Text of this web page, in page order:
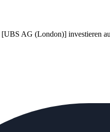
AG (London)] investieren